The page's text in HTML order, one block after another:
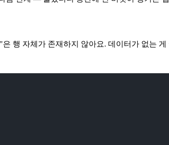
행 자체가 존재하지 않아요. 데이터가 없는